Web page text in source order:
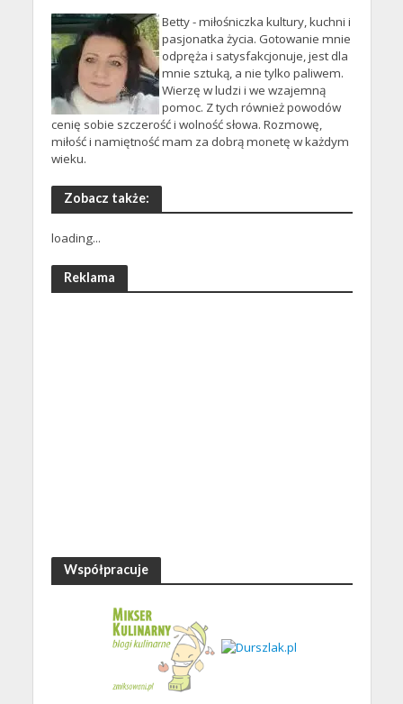
Betty - miłośniczka kultury, kuchni i
pasjonatka życia. Gotowanie mnie
odpręża i satysfakcjonuje, jest dla
mnie sztuką, a nie tylko paliwem.
Wierzę w ludzi i we wzajemną
pomoc. Z tych również powodów
cenię sobie szczerość i wolność słowa. Rozmowę,
miłość i namiętność mam za dobrą monetę w każdym
wieku.
Zobacz także:
loading...
Reklama
Współpracuje